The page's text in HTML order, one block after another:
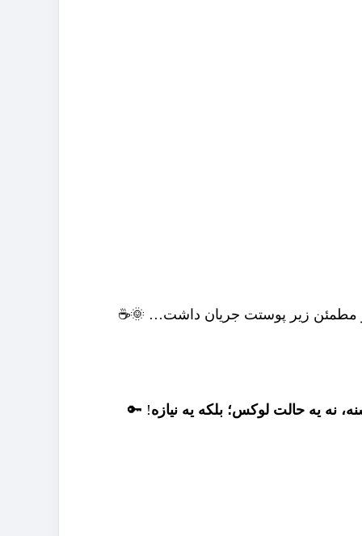
و مطمئن زیر پوستت جریان داشت… 🌞☕
نه یه حالت لوکس؛ بلکه یه نیازه! 🔑